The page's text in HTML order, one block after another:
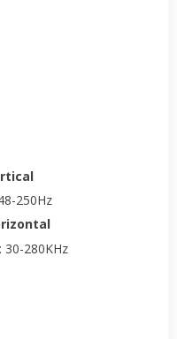
250Hz
30-280KHz